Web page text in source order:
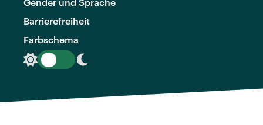
Barrierefreiheit
Farbschema